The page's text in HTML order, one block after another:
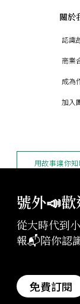
號外📣歡
從大時代到
報📬陪你認
免費訂閱
關於
認識
商業
成為
加入
用故事讓你